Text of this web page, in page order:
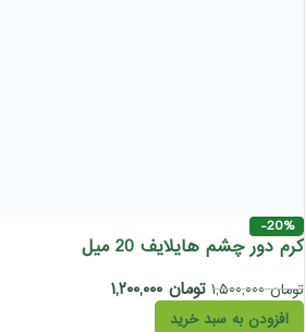
-20%
کرم دور چشم هایلایف 20 میل
تومان۱,۵۰۰,۰۰۰ تومان
افزودن به سبد خرید